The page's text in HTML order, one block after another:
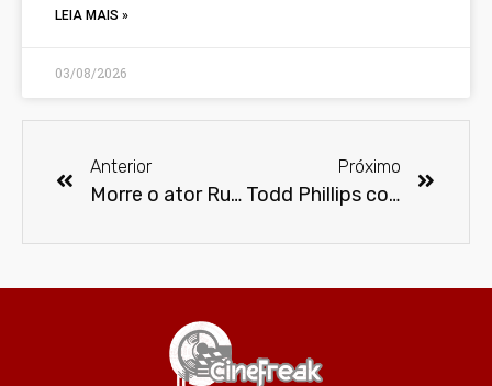
LEIA MAIS »
03/08/2026
Anterior
Morre o ator Rubens Caribé aos 56 anos
Próximo
Todd Phillips confirma sequência de Coringa e revela nome do filme